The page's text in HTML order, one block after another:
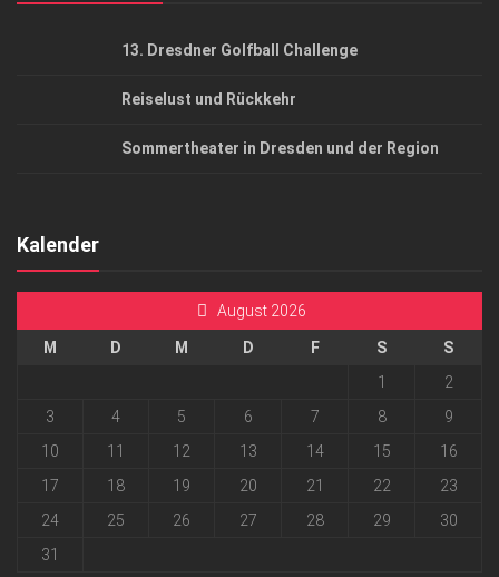
13. Dresdner Golfball Challenge
Reiselust und Rückkehr
Sommertheater in Dresden und der Region
Kalender
August 2026
M D M D F S
S
1
2
3
4 5 6 7 8
9
10
11 12 13 14 15
16
17
18 19 20 21 22
23
24
25 26 27 28 29
30
31